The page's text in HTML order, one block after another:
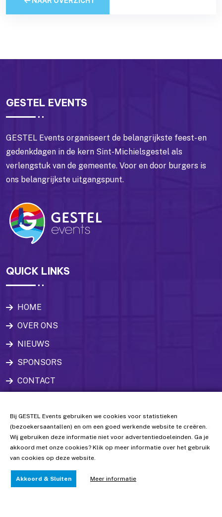
Bij GESTEL Events gebruiken we cookies voor statistieken
(bezoekersaantallen) en om een goed werkende website te creëren.
Wij gebruiken deze informatie niet voor advertentiedoeleinden. Ga je
akkoord met onze cookies? Klik op meer informatie over het gebruik
van cookies op deze website.
Akkoord & Sluiten Meer informatie
GESTEL EVENTS
GESTEL Events organiseert de belangrijkste feest- en
gedenkdagen in de kern Sint-Michielsgestel als
verlengstuk van de gemeente. Voor en door burgers is
ons belangrijkste uitgangspunt.
QUICK LINKS
HOME
OVER ONS
NIEUWS
SPONSORS
CONTACT